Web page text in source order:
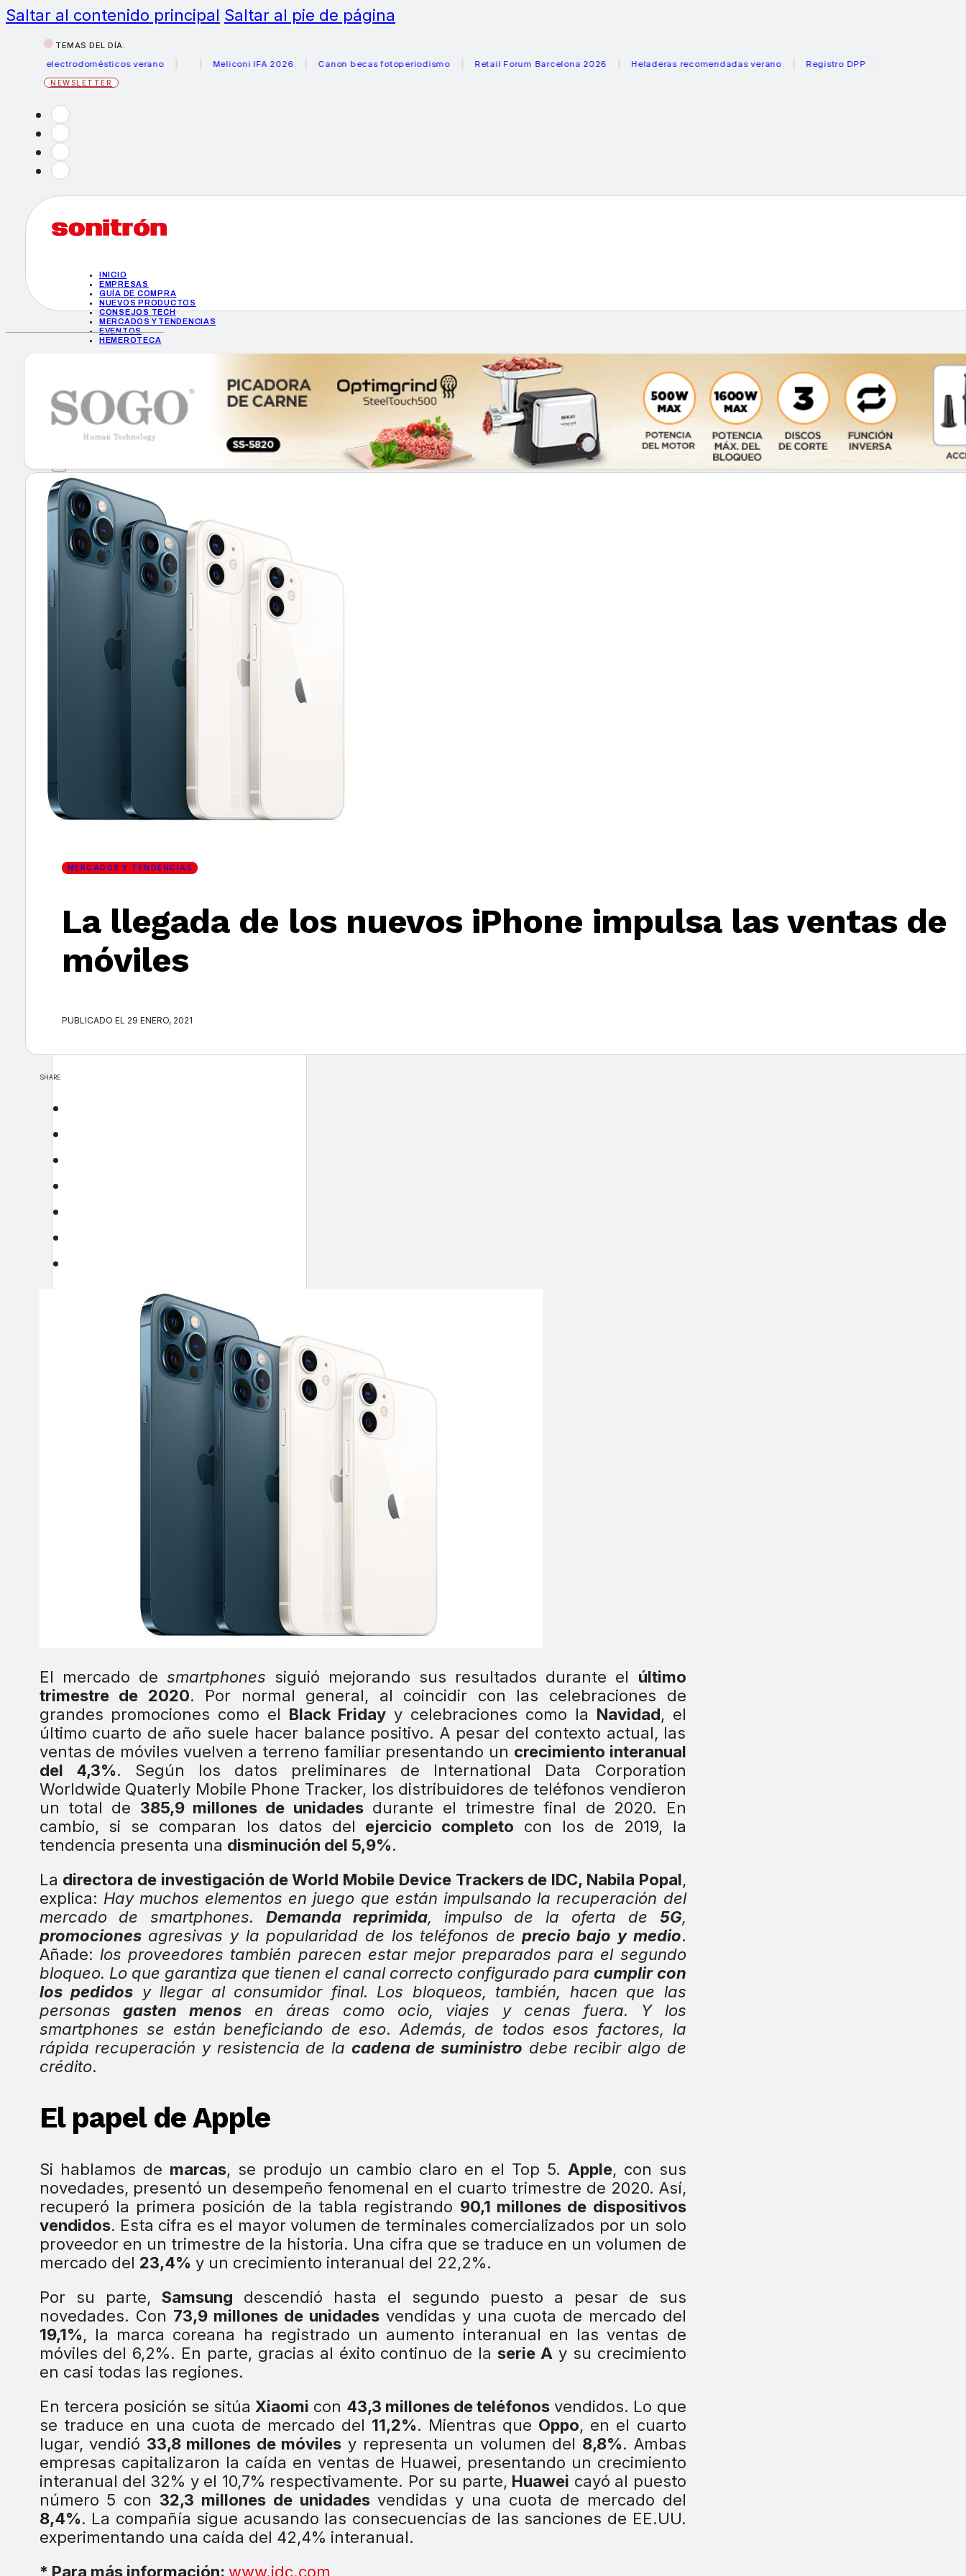
Saltar al contenido principal Saltar al pie de página
TEMAS DEL DÍA:
electrodomésticos verano
Meliconi IFA 2026 Canon becas fotoperiodismo Retail Forum Barcelona 2026 Heladeras recomendadas verano Registro DPP
NEWSLETTER
INICIO
EMPRESAS
GUÍA DE COMPRA
NUEVOS PRODUCTOS
CONSEJOS TECH
MERCADOS Y TENDENCIAS
EVENTOS
HEMEROTECA
GUÍA DE COMPRA
NUEVOS PRODUCTOS
CONSEJOS TECH
MERCADOS Y TENDENCIAS
HEMEROTECA
Encuentra tu noticia
MERCADOS Y TENDENCIAS
La llegada de los nuevos iPhone impulsa las ventas de
móviles
PUBLICADO EL 29 ENERO, 2021
SHARE
El mercado de smartphones siguió mejorando sus resultados durante el último
trimestre de 2020. Por normal general, al coincidir con las celebraciones de
grandes promociones como el Black Friday y celebraciones como la Navidad, el
último cuarto de año suele hacer balance positivo. A pesar del contexto actual, las
ventas de móviles vuelven a terreno familiar presentando un crecimiento interanual
del 4,3%. Según los datos preliminares de International Data Corporation
Worldwide Quaterly Mobile Phone Tracker, los distribuidores de teléfonos vendieron
un total de 385,9 millones de unidadesdurante el trimestre final de 2020. En
cambio, si se comparan los datos del ejercicio completo con los de 2019, la
tendencia presenta una disminución del 5,9%.
La directora de investigación de World Mobile Device Trackers de IDC, Nabila Popal,
explica: Hay muchos elementos en juego que están impulsando la recuperación del
mercado de smartphones. Demanda reprimida, impulso de la oferta de 5G,
promocionesagresivas y la popularidad de los teléfonos de precio bajo y medio.
Añade: los proveedores también parecen estar mejor preparados para el segundo
bloqueo. Lo que garantiza que tienen el canal correcto configurado paracumplir con
los pedidos y llegar al consumidor final. Los bloqueos, también, hacen que las
personasgasten menos en áreas como ocio, viajes y cenas fuera. Y los
smartphones se están beneficiando de eso.Además, de todos esos factores, la
rápida recuperación y resistencia de la cadena de suministro debe recibir algo de
crédito.
El papel de Apple
Si hablamos de marcas, se produjo un cambio claro en el Top 5. Apple, con sus
novedades, presentó un desempeño fenomenal en el cuarto trimestre de 2020. Así,
recuperó la primera posición de la tabla registrando 90,1 millones de dispositivos
vendidos. Esta cifra es el mayor volumen de terminales comercializados por un solo
proveedor en un trimestre de la historia. Una cifra que se traduce en un volumen de
mercado del 23,4% y un crecimiento interanual del 22,2%.
Por su parte, Samsung descendió hasta el segundo puesto a pesar de sus
novedades. Con 73,9 millones de unidadesvendidas y una cuota de mercado del
19,1%, la marca coreana ha registrado un aumento interanual en las ventas de
móviles del 6,2%. En parte, gracias al éxito continuo de laserie A y su crecimiento
en casi todas las regiones.
En tercera posición se sitúa Xiaomi con 43,3 millones de teléfonos vendidos. Lo que
se traduce en una cuota de mercado del 11,2%. Mientras que Oppo, en el cuarto
lugar, vendió 33,8 millones de móviles y representa un volumen del 8,8%. Ambas
empresas capitalizaron la caída en ventas de Huawei, presentando un crecimiento
interanual del 32% y el 10,7% respectivamente. Por su parte, Huawei cayó al puesto
número 5 con 32,3 millones de unidadesvendidas y una cuota de mercado del
8,4%. La compañía sigue acusando las consecuencias de las sanciones de EE.UU.
experimentando una caída del 42,4% interanual.
* Para más información: www.idc.com